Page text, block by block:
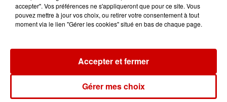
Newsletter
accepter". Vos préférences ne s'appliqueront que pour ce site. Vous
pouvez mettre à jour vos choix, ou retirer votre consentement à tout
moment via le lien "Gérer les cookies" situé en bas de chaque page.
Gérer mes choix
Accepter et fermer